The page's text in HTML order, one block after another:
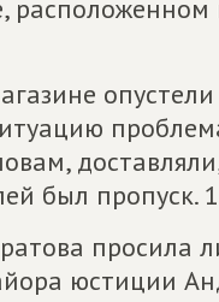
расположенном
был пропуск.
просила
юстиции